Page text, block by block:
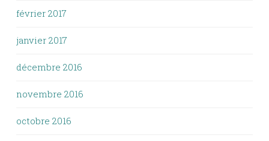
février 2017
janvier 2017
décembre 2016
novembre 2016
octobre 2016